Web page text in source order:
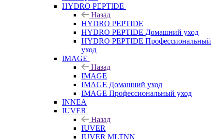
HYDRO PEPTIDE
Назад
HYDRO PEPTIDE
HYDRO PEPTIDE Домашний уход
HYDRO PEPTIDE Профессиональный
уход
IMAGE
Назад
IMAGE
IMAGE Домашний уход
IMAGE Профессиональный уход
INNEA
IUVER
Назад
IUVER
IUVER MLTNN